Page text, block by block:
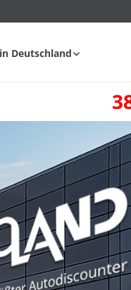
Deutschland